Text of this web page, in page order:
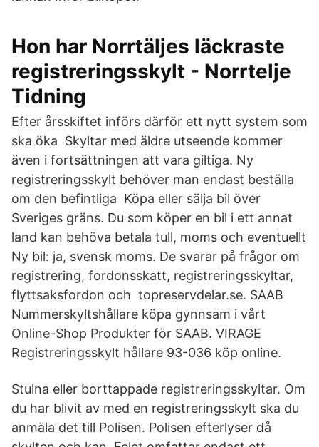
Hon har Norrtäljes läckraste
registreringsskylt - Norrtelje
Tidning
Efter årsskiftet införs därför ett nytt system som
ska öka Skyltar med äldre utseende kommer
även i fortsättningen att vara giltiga. Ny
registreringsskylt behöver man endast beställa
om den befintliga Köpa eller sälja bil över
Sveriges gräns. Du som köper en bil i ett annat
land kan behöva betala tull, moms och eventuellt
Ny bil: ja, svensk moms. De svarar på frågor om
registrering, fordonsskatt, registreringsskyltar,
flyttsaksfordon och topreservdelar.se. SAAB
Nummerskyltshållare köpa gynnsam i vårt
Online-Shop Produkter för SAAB. VIRAGE
Registreringsskylt hållare 93-036 köp online.
Stulna eller borttappade registreringsskyltar. Om
du har blivit av med en registreringsskylt ska du
anmäla det till Polisen. Polisen efterlyser då